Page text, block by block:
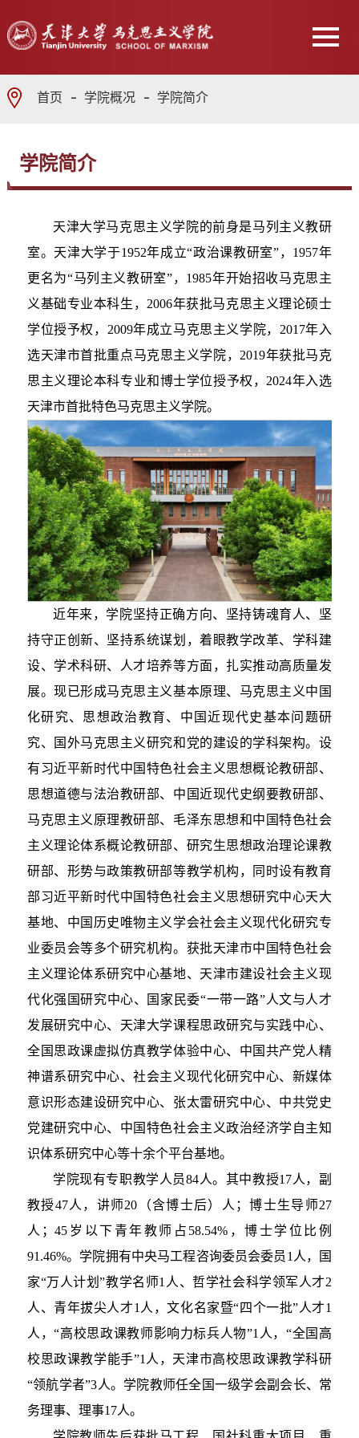
首页 学院概况 学院简介
学院简介
天津大学马克思主义学院的前身是马列主义教研
室。天津大学于1952年成立“政治课教研室”，1957年
更名为“马列主义教研室”，1985年开始招收马克思主
义基础专业本科生，2006年获批马克思主义理论硕士
学位授予权，2009年成立马克思主义学院，2017年入
选天津市首批重点马克思主义学院，2019年获批马克
思主义理论本科专业和博士学位授予权，2024年入选
天津市首批特色马克思主义学院。
近年来，学院坚持正确方向、坚持铸魂育人、坚
持守正创新、坚持系统谋划，着眼教学改革、学科建
设、学术科研、人才培养等方面，扎实推动高质量发
展。现已形成马克思主义基本原理、马克思主义中国
化研究、思想政治教育、中国近现代史基本问题研
究、国外马克思主义研究和党的建设的学科架构。设
有习近平新时代中国特色社会主义思想概论教研部、
思想道德与法治教研部、中国近现代史纲要教研部、
马克思主义原理教研部、毛泽东思想和中国特色社会
主义理论体系概论教研部、研究生思想政治理论课教
研部、形势与政策教研部等教学机构，同时设有教育
部习近平新时代中国特色社会主义思想研究中心天大
基地、中国历史唯物主义学会社会主义现代化研究专
业委员会等多个研究机构。获批天津市中国特色社会
主义理论体系研究中心基地、天津市建设社会主义现
代化强国研究中心、国家民委“一带一路”人文与人才
发展研究中心、天津大学课程思政研究与实践中心、
全国思政课虚拟仿真教学体验中心、中国共产党人精
神谱系研究中心、社会主义现代化研究中心、新媒体
意识形态建设研究中心、张太雷研究中心、中共党史
党建研究中心、中国特色社会主义政治经济学自主知
识体系研究中心等十余个平台基地。
学院现有专职教学人员84人。其中教授17人，副
教授47人，讲师20（含博士后）人；博士生导师27
人；45岁以下青年教师占58.54%，博士学位比例
91.46%。学院拥有中央马工程咨询委员会委员1人，国
家“万人计划”教学名师1人、哲学社会科学领军人才2
人、青年拔尖人才1人，文化名家暨“四个一批”人才1
人，“高校思政课教师影响力标兵人物”1人，“全国高
校思政课教学能手”1人，天津市高校思政课教学科研
“领航学者”3人。学院教师任全国一级学会副会长、常
务理事、理事17人。